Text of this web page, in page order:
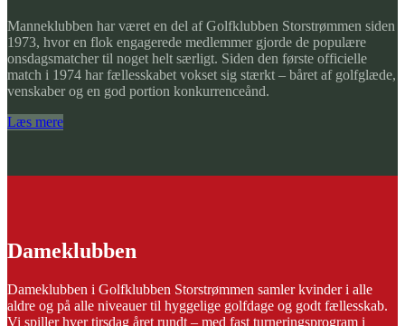
Manneklubben har været en del af Golfklubben Storstrømmen siden
1973, hvor en flok engagerede medlemmer gjorde de populære
onsdagsmatcher til noget helt særligt. Siden den første officielle
match i 1974 har fællesskabet vokset sig stærkt – båret af golfglæde,
venskaber og en god portion konkurrenceånd.
Læs mere
Dameklubben
Dameklubben i Golfklubben Storstrømmen samler kvinder i alle
aldre og på alle niveauer til hyggelige golfdage og godt fællesskab.
Vi spiller hver tirsdag året rundt – med fast turneringsprogram i